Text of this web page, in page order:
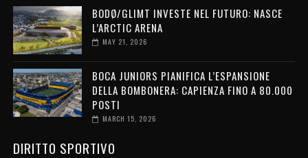
BODØ/GLIMT INVESTE NEL FUTURO: NASCE
L’ARCTIC ARENA
MAY 21, 2026
BOCA JUNIORS PIANIFICA L’ESPANSIONE
DELLA BOMBONERA: CAPIENZA FINO A 80.000
POSTI
MARCH 15, 2026
DIRITTO SPORTIVO